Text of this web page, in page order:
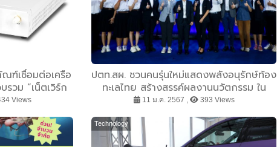
ฑ์เชื่อมต่อเครือ
วม “เน็ตเวิร์ก
ข้าด้วยกัน
Views
ปตท.สผ. ชวนคนรุ่นใหม่แสดงพลังอนุรักษ์ท้อง
ทะเลไทย สร้างสรรค์ผลงานนวัตกรรม ใน
โครงการ “PTTEP Teenergy ปีที่ 9”
11 ม.ค. 2567 , 393 Views
Technology